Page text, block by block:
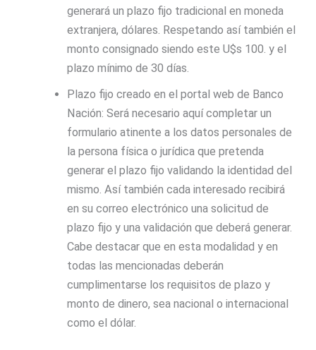
generará un plazo fijo tradicional en moneda
extranjera, dólares. Respetando así también el
monto consignado siendo este U$s 100. y el
plazo mínimo de 30 días.
Plazo fijo creado en el portal web de Banco
Nación: Será necesario aquí completar un
formulario atinente a los datos personales de
la persona física o jurídica que pretenda
generar el plazo fijo validando la identidad del
mismo. Así también cada interesado recibirá
en su correo electrónico una solicitud de
plazo fijo y una validación que deberá generar.
Cabe destacar que en esta modalidad y en
todas las mencionadas deberán
cumplimentarse los requisitos de plazo y
monto de dinero, sea nacional o internacional
como el dólar.